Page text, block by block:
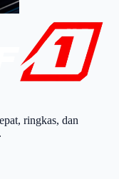
ringkas, dan